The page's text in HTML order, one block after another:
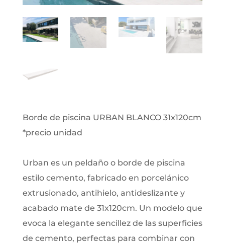
Borde de piscina URBAN BLANCO 31x120cm
*precio unidad
Urban es un peldaño o borde de piscina
estilo cemento, fabricado en porcelánico
extrusionado, antihielo, antideslizante y
acabado mate de 31x120cm. Un modelo que
evoca la elegante sencillez de las superficies
de cemento, perfectas para combinar con